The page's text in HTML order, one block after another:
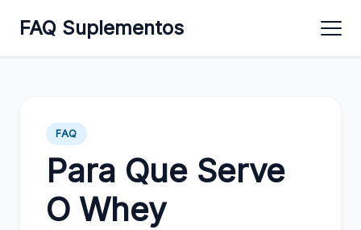
FAQ Suplementos
FAQ
Para Que Serve
O Whey